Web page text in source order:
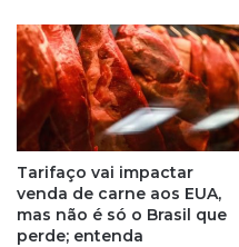
Tarifaço vai impactar
venda de carne aos EUA,
mas não é só o Brasil que
perde; entenda